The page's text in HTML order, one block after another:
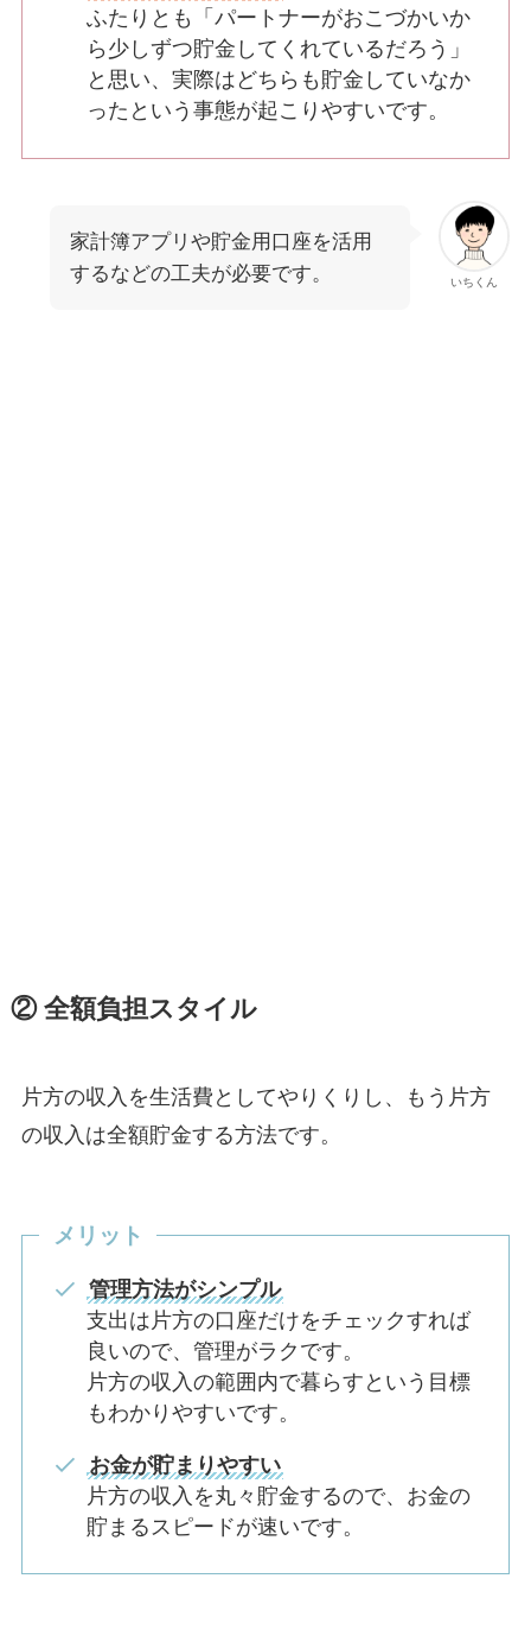
ふたりとも「パートナーがおこづかいか
ら少しずつ貯金してくれているだろう」
と思い、実際はどちらも貯金していなか
ったという事態が起こりやすいです。
いちくん
家計簿アプリや貯金用口座を活用
するなどの工夫が必要です。
② 全額負担スタイル
片方の収入を生活費としてやりくりし、もう片方
の収入は全額貯金する方法です。
メリット
管理方法がシンプル
支出は片方の口座だけをチェックすれば
良いので、管理がラクです。
片方の収入の範囲内で暮らすという目標
もわかりやすいです。
お金が貯まりやすい
片方の収入を丸々貯金するので、お金の
貯まるスピードが速いです。